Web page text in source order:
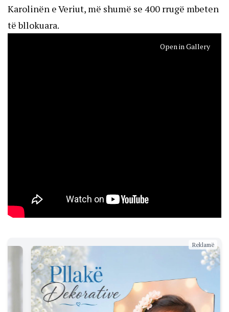
Karolinën e Veriut, më shumë se 400 rrugë mbeten
të bllokuara.
Open in Gallery
Reklamë